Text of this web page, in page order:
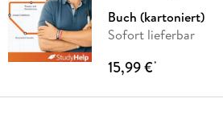
Buch (kartoniert)
Sofort lieferbar
15,99 €*